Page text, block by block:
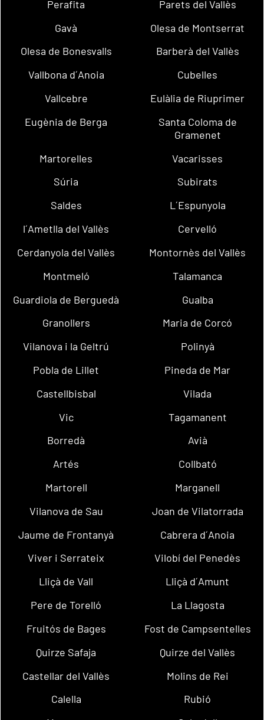
Perafita
Parets del Vallès
Gavà
Olesa de Montserrat
Olesa de Bonesvalls
Barberà del Vallès
Vallbona d´Anoia
Cubelles
Vallcebre
Eulàlia de Riuprimer
Eugènia de Berga
Santa Coloma de
Gramenet
Martorelles
Vacarisses
Súria
Subirats
Saldes
L´Espunyola
l´Ametlla del Vallès
Cervelló
Cerdanyola del Vallès
Montornès del Vallès
Montmeló
Talamanca
Guardiola de Berguedà
Gualba
Granollers
Maria de Corcó
Vilanova i la Geltrú
Polinyà
Pobla de Lillet
Pineda de Mar
Castellbisbal
Vilada
Vic
Tagamanent
Borredà
Avià
Artés
Collbató
Martorell
Marganell
Vilanova de Sau
Joan de Vilatorrada
Jaume de Frontanyà
Cabrera d´Anoia
Viver i Serrateix
Vilobí del Penedès
Lliçà de Vall
Lliçà d´Amunt
Pere de Torelló
La Llagosta
Fruitós de Bages
Fost de Campsentelles
Quirze Safaja
Quirze del Vallès
Castellar del Vallès
Molins de Rei
Calella
Rubió